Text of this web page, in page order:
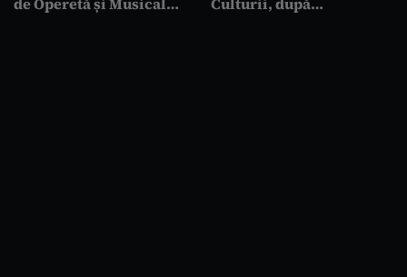
de Operetă și Musical
Culturii, după